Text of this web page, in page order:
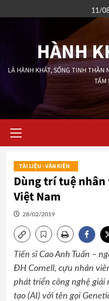
to
11/
HÀNH
LÀ HÀNH KHẤT, SỐNG TINH THẦN
TẤM
Menu
TÀI LIỆU - VĂN KIỆN
Dùng trí tuệ
Việt Nam
28/02/2019
Tiến sĩ Cao Anh Tuấn –
ĐH Cornell, cựu nhân
phát triển công nghệ giải
tạo (AI) với tên gọi